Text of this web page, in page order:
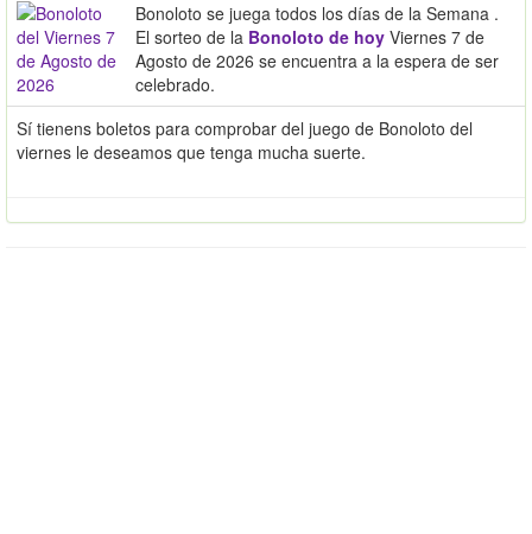
Bonoloto se juega todos los días de la Semana .
El sorteo de la Bonoloto de hoy Viernes 7 de
Agosto de 2026 se encuentra a la espera de ser
celebrado.
Sí tienens boletos para comprobar del juego de Bonoloto del
viernes le deseamos que tenga mucha suerte.